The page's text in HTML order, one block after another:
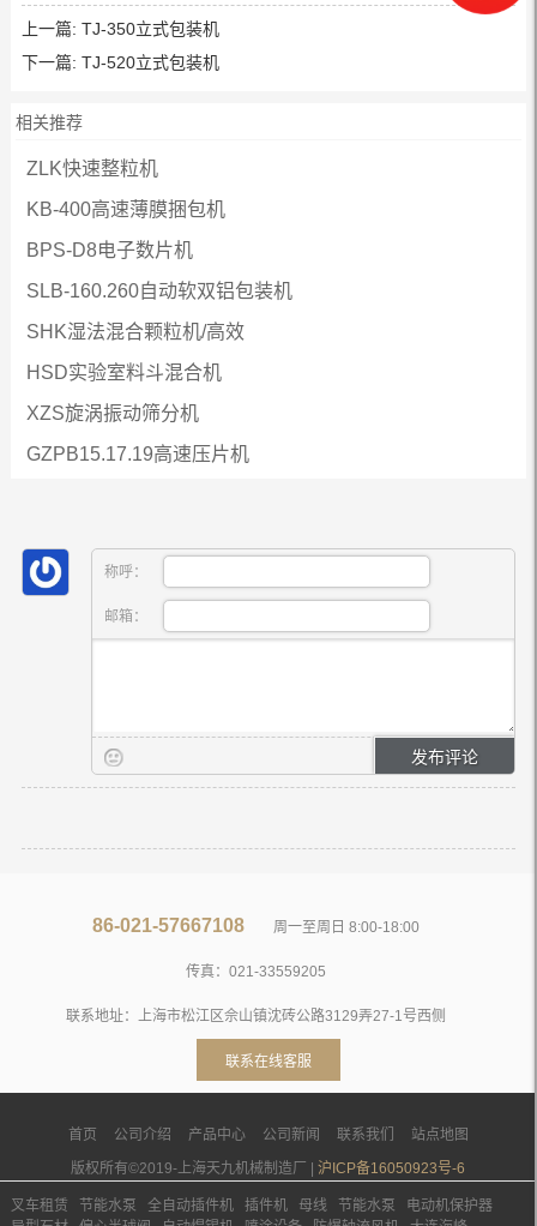
上一篇: TJ-350立式包装机
下一篇: TJ-520立式包装机
相关推荐
ZLK快速整粒机
KB-400高速薄膜捆包机
BPS-D8电子数片机
SLB-160.260自动软双铝包装机
SHK湿法混合颗粒机/高效
HSD实验室料斗混合机
XZS旋涡振动筛分机
GZPB15.17.19高速压片机
称呼：
邮箱：
86-021-57667108 周一至周日 8:00-18:00
传真：021-33559205
联系地址：上海市松江区佘山镇沈砖公路3129弄27-1号西侧
联系在线客服
首页 公司介绍 产品中心 公司新闻 联系我们
站点地图
版权所有©2019-上海天九机械制造厂 |沪ICP备16050923号-6
叉车租赁 节能水泵 全自动插件机 插件机 母线 节能水泵
电动机保护器